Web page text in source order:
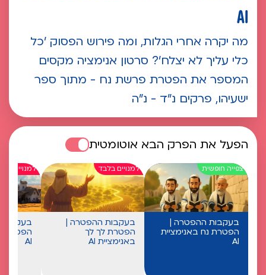
AI
מה יקרה אחרי הגלות, ומה פירוש הפסוק 'כל
כלי עליך לא יצלח'? סרטון אנימציה מקסים
המספר את הפטרת פרשת נח - מתוך ספר
ישעיהו, פרקים נ"ד - נ"ה
הפעל את הפרק הבא אוטומטית
בעקבות ההפטרה |
הפטרת נח באנימציית
AI
בעקבות ההפטרה |
הפטרת לך לך
באנימציית AI
הפטרת
AI